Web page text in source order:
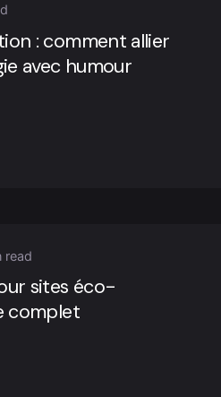
: comment allier
avec humour
read
sites éco-
complet